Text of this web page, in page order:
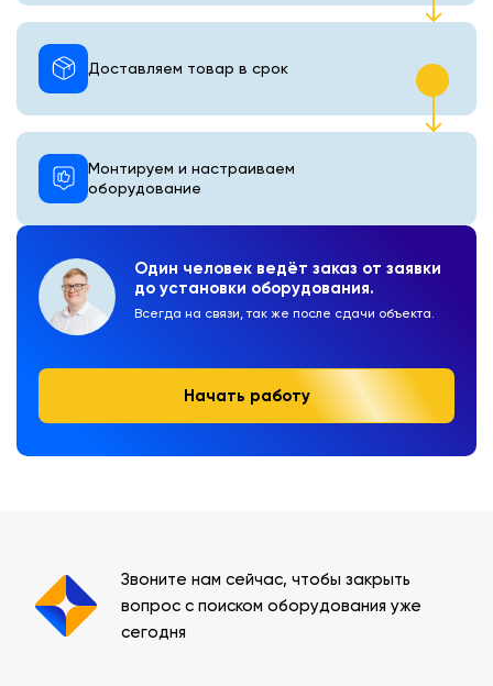
Один человек ведёт заказ от заявки
до установки оборудования.
Всегда на связи, так же после сдачи объекта.
Начать работу
Монтируем и настраиваем
оборудование
Доставляем товар в срок
Звоните нам сейчас, чтобы закрыть
вопрос с поиском оборудования уже
сегодня